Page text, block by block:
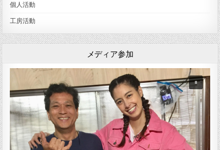
個人活動
工房活動
メディア参加